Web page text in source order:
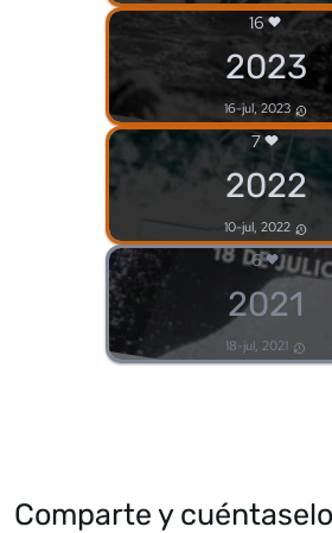
16
2023
16-jul, 2023
7
2022
10-jul, 2022
6
2021
18-jul, 2021
Comparte y